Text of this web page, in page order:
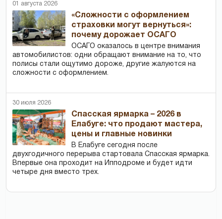
01 августа 2026
«Сложности с оформлением
страховки могут вернуться»:
почему дорожает ОСАГО
ОСАГО оказалось в центре внимания
автомобилистов: одни обращают внимание на то, что
полисы стали ощутимо дороже, другие жалуются на
сложности с оформлением.
30 июля 2026
Спасская ярмарка – 2026 в
Елабуге: что продают мастера,
цены и главные новинки
В Елабуге сегодня после
двухгодичного перерыва стартовала Спасская ярмарка.
Впервые она проходит на Ипподроме и будет идти
четыре дня вместо трех.